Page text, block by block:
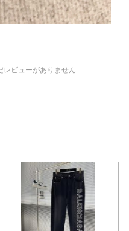
レビューがありません